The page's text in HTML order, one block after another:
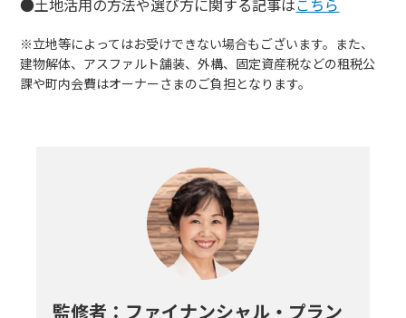
●土地活用の方法や選び方に関する記事はこちら
※立地等によってはお受けできない場合もございます。また、
建物解体、アスファルト舗装、外構、固定資産税などの租税公
課や町内会費はオーナーさまのご負担となります。
監修者：ファイナンシャル・プラン